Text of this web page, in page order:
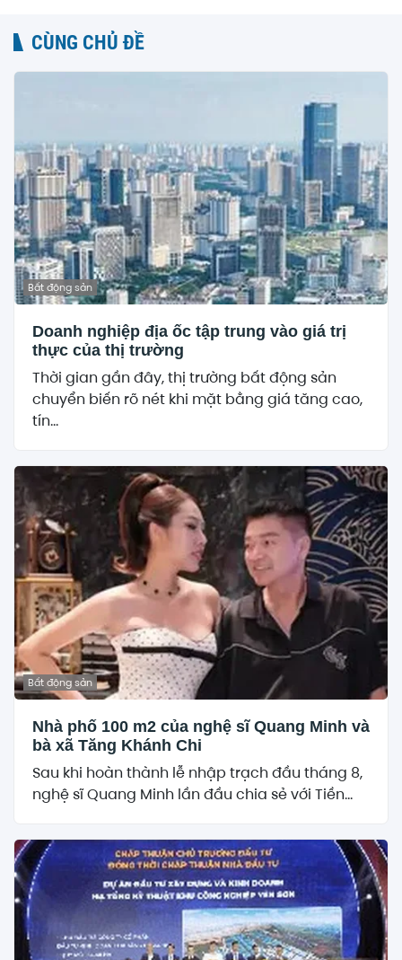
CÙNG CHỦ ĐỀ
Bất động sản
Doanh nghiệp địa ốc tập trung vào giá trị
thực của thị trường
Thời gian gần đây, thị trường bất động sản
chuyển biến rõ nét khi mặt bằng giá tăng cao,
tín...
Bất động sản
Nhà phố 100 m2 của nghệ sĩ Quang Minh và
bà xã Tăng Khánh Chi
Sau khi hoàn thành lễ nhập trạch đầu tháng 8,
nghệ sĩ Quang Minh lần đầu chia sẻ với Tiền...